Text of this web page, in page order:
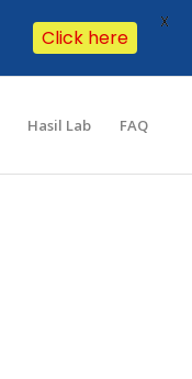
Hasil Lab FAQ
Click here
X